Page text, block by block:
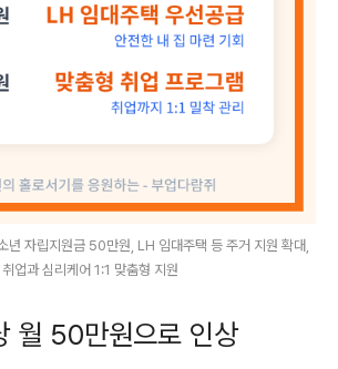
년 자립지원금 50만원, LH 임대주택 등 주거 지원 확대,
취업과 심리케어 1:1 맞춤형 지원
월 50만원으로 인상